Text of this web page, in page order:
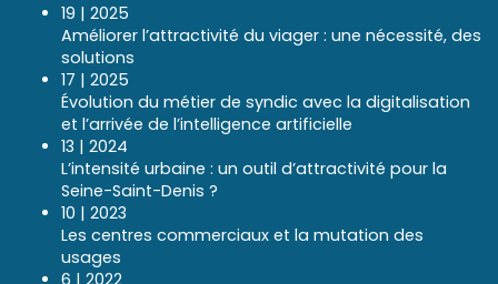
19 | 2025
Améliorer l’attractivité du viager : une nécessité, des
solutions
17 | 2025
Évolution du métier de syndic avec la digitalisation
et l’arrivée de l’intelligence artificielle
13 | 2024
L’intensité urbaine : un outil d’attractivité pour la
Seine-Saint-Denis ?
10 | 2023
Les centres commerciaux et la mutation des
usages
6 | 2022